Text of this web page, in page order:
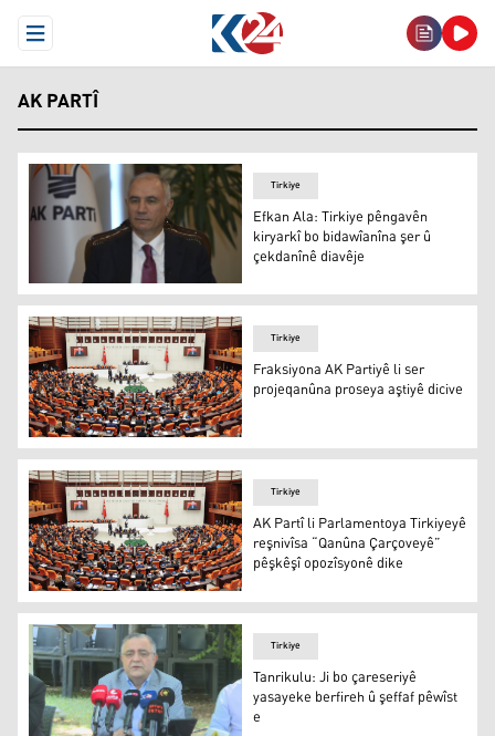
Open Menu
AK PARTÎ
Efkan Ala
Tirkiye
Efkan Ala: Tirkiye pêngavên
kiryarkî bo bidawîanîna şer û
çekdanînê diavêje
Fraksiyona AK Partiyê li ser projeqanûna proseya aştiyê
Tirkiye
Fraksiyona AK Partiyê li ser
projeqanûna proseya aştiyê dicive
AK Partî li Parlamentoya Tirkiyeyê reşnivîsa “Qanûna
Tirkiye
AK Partî li Parlamentoya Tirkiyeyê
reşnivîsa “Qanûna Çarçoveyê”
pêşkêşî opozîsyonê dike
Tirkiye
Tanrikulu: Ji bo çareseriyê
yasayeke berfireh û şeffaf pêwîst
e